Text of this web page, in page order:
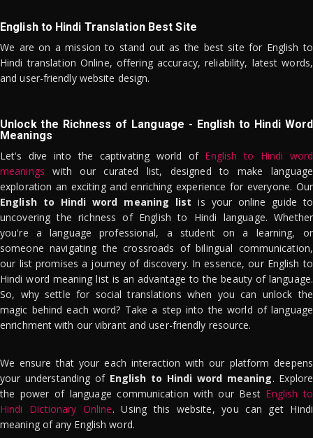
English to Hindi Translation Best Site
We are on a mission to stand out as the best site for English to
Hindi translation Online, offering accuracy, reliability, latest words,
and user-friendly website design.
Unlock the Richness of Language - English to Hindi Word
Meanings
Let's dive into the captivating world of English to Hindi word
meanings with our curated list, designed to make language
exploration an exciting and enriching experience for everyone. Our
English to Hindi word meaning list is your online guide to
uncovering the richness of English to Hindi language. Whether
you're a language professional, a student on a learning, or
someone navigating the crossroads of bilingual communication,
our list promises a journey of discovery. In essence, our English to
Hindi word meaning list is an advantage to the beauty of language.
So, why settle for social translations when you can unlock the
magic behind each word? Take a step into the world of language
enrichment with our vibrant and user-friendly resource.
We ensure that your each interaction with our platform deepens
your understanding of English to Hindi word meaning. Explore
the power of language communication with our Best English to
Hindi Dictionary Online. Using this website, you can get Hindi
meaning of any English word.